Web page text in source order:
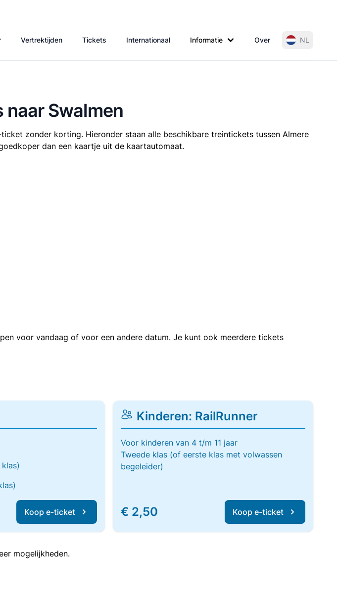
Vertrektijden Tickets Internationaal Informatie Over NL
Swalmen
zonder korting. Hieronder staan alle beschikbare treintickets tussen Almere
dan een kaartje uit de kaartautomaat.
voor vandaag of voor een andere datum. Je kunt ook meerdere tickets
Koop e-ticket
Kinderen: RailRunner
Voor kinderen van 4 t/m 11 jaar
Tweede klas (of eerste klas met volwassen
begeleider)
€ 2,50 Koop e-ticket
mogelijkheden.